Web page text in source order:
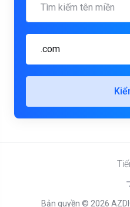
.com
Bản quyền © 2026